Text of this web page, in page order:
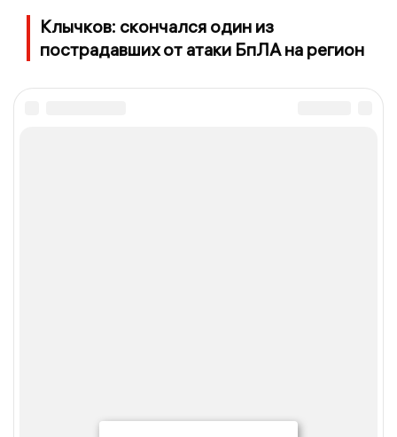
Клычков: скончался один из
пострадавших от атаки БпЛА на регион